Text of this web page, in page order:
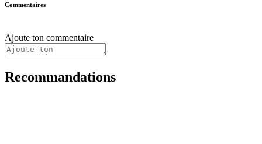
Commentaires
Ajoute ton commentaire
Recommandations